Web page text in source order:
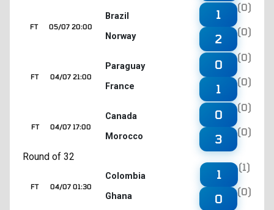
05/07 20:00
FT
Brazil
Norway
1
(0)
2
(0)
04/07 21:00
FT
Paraguay
France
0
(0)
1
(0)
04/07 17:00
FT
Canada
Morocco
0
(0)
3
(0)
Round of 32
04/07 01:30
FT
Colombia
Ghana
1
(1)
0
(0)